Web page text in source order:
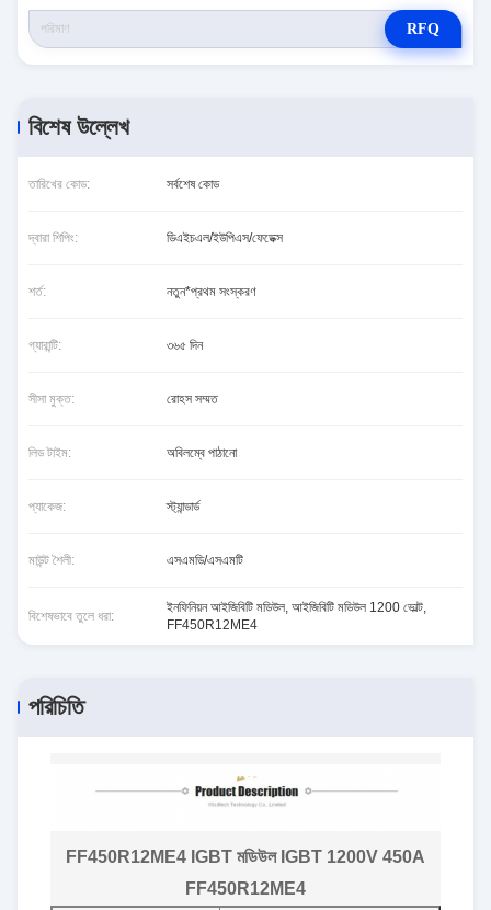
RFQ
বিশেষ উল্লেখ
তারিখের কোড: সর্বশেষ কোড
দ্বারা শিপিং: ডিএইচএল/ইউপিএস/ফেডেক্স
শর্ত: নতুন*প্রথম সংস্করণ
গ্যারান্টি: ৩৬৫ দিন
সীসা মুক্ত: রোহস সম্মত
লিড টাইম: অবিলম্বে পাঠানো
প্যাকেজ: স্ট্যান্ডার্ড
মাউন্ট শৈলী: এসএমডি/এসএমটি
বিশেষভাবে তুলে ধরা:
ইনফিনিয়ন আইজিবিটি মডিউল, আইজিবিটি মডিউল 1200 ভোল্ট,
FF450R12ME4
পরিচিতি
FF450R12ME4 IGBT মডিউল IGBT 1200V 450A
FF450R12ME4